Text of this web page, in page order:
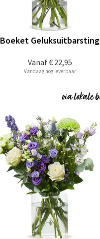
Vanaf€ 22,95
Boeket Geluksuitbarsting
Vandaag nog leverbaar